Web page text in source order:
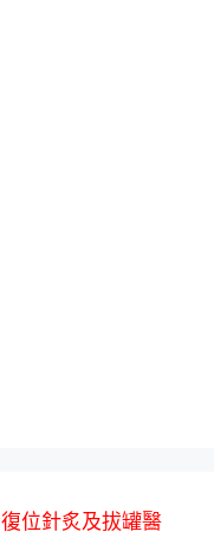
位針炙及拔罐醫